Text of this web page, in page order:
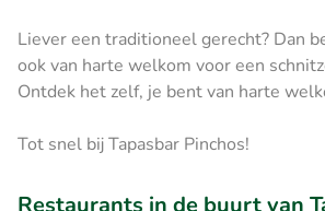
Liever een traditioneel gerecht? Dan
ook van harte welkom voor een
Ontdek het zelf, je bent van harte
Tot snel bij Tapasbar Pinchos!
Restaurants in de buurt van